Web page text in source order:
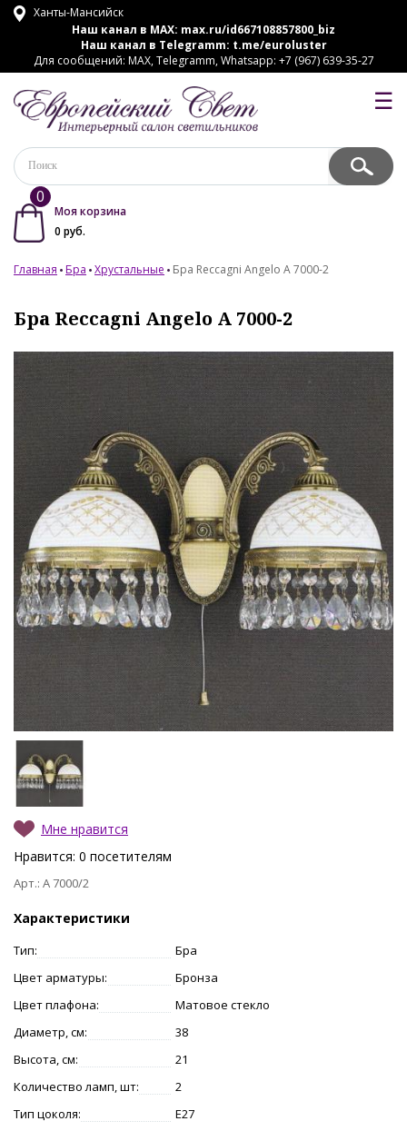
Ханты-Мансийск
Наш канал в MAX: max.ru/id667108857800_biz
Наш канал в Telegramm: t.me/euroluster
Для сообщений: MAX, Telegramm, Whatsapp: +7 (967) 639-35-27
☰
0
Моя корзина
0 руб.
Главная Бра Хрустальные Бра Reccagni Angelo A 7000-2
Бра Reccagni Angelo A 7000-2
Мне нравится
Нравится: 0 посетителям
Арт.: A 7000/2
Характеристики
Тип:
Бра
Цвет арматуры:
Бронза
Цвет плафона:
Матовое стекло
Диаметр, см:
38
Высота, см:
21
Количество ламп, шт:
2
Тип цоколя:
E27